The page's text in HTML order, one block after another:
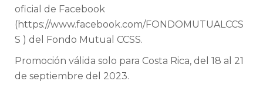
oficial de Facebook
(https://www.facebook.com/FONDOMUTUALCCS
S ) del Fondo Mutual CCSS.
Promoción válida solo para Costa Rica, del 18 al 21
de septiembre del 2023.